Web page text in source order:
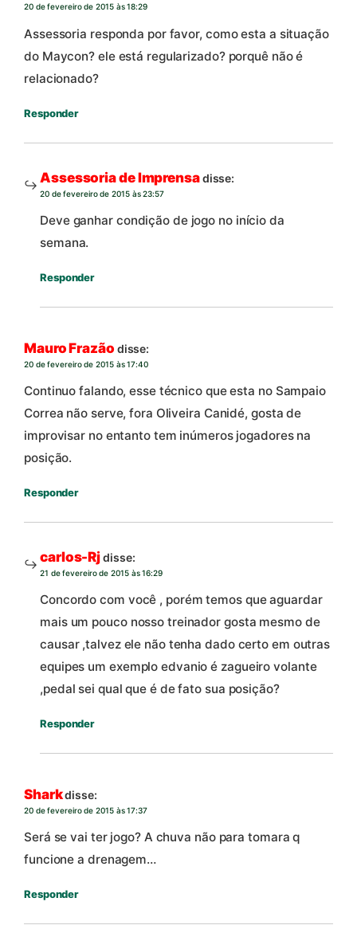
20 de fevereiro de 2015 às 18:29
Assessoria responda por favor, como esta a situação
do Maycon? ele está regularizado? porquê não é
relacionado?
Responder
Assessoria de Imprensadisse:
20 de fevereiro de 2015 às 23:57
Deve ganhar condição de jogo no início da
semana.
Responder
Mauro Frazão disse:
20 de fevereiro de 2015 às 17:40
Continuo falando, esse técnico que esta no Sampaio
Correa não serve, fora Oliveira Canidé, gosta de
improvisar no entanto tem inúmeros jogadores na
posição.
Responder
carlos-Rjdisse:
21 de fevereiro de 2015 às 16:29
Concordo com você , porém temos que aguardar
mais um pouco nosso treinador gosta mesmo de
causar ,talvez ele não tenha dado certo em outras
equipes um exemplo edvanio é zagueiro volante
,pedal sei qual que é de fato sua posição?
Responder
Sharkdisse:
20 de fevereiro de 2015 às 17:37
Será se vai ter jogo? A chuva não para tomara q
funcione a drenagem…
Responder